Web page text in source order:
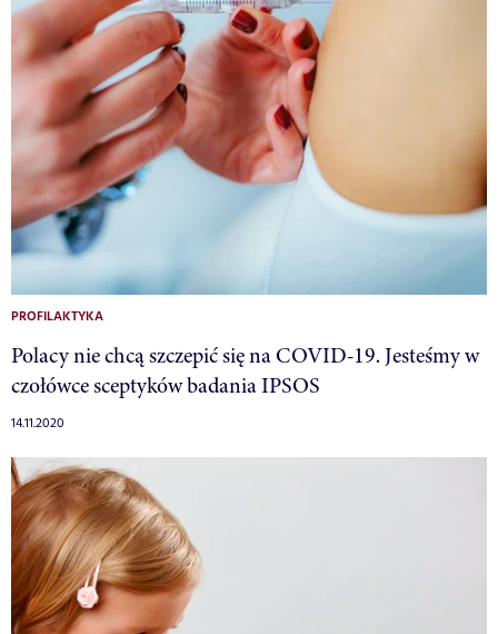
PROFILAKTYKA
Polacy nie chcą szczepić się na COVID-19. Jesteśmy w
czołówce sceptyków badania IPSOS
14.11.2020